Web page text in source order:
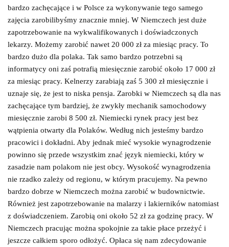
bardzo zachęcające i w Polsce za wykonywanie tego samego
zajęcia zarobilibyśmy znacznie mniej. W Niemczech jest duże
zapotrzebowanie na wykwalifikowanych i doświadczonych
lekarzy. Możemy zarobić nawet 20 000 zł za miesiąc pracy. To
bardzo dużo dla polaka. Tak samo bardzo potrzebni są
informatycy oni zaś potrafią miesięcznie zarobić około 17 000 zł
za miesiąc pracy. Kelnerzy zarabiają zaś 5 300 zł miesięcznie i
uznaje się, że jest to niska pensja. Zarobki w Niemczech są dla nas
zachęcające tym bardziej, że zwykły mechanik samochodowy
miesięcznie zarobi 8 500 zł. Niemiecki rynek pracy jest bez
wątpienia otwarty dla Polaków. Według nich jesteśmy bardzo
pracowici i dokładni. Aby jednak mieć wysokie wynagrodzenie
powinno się przede wszystkim znać język niemiecki, który w
zasadzie nam polakom nie jest obcy. Wysokość wynagrodzenia
nie rzadko zależy od regionu, w którym pracujemy. Na pewno
bardzo dobrze w Niemczech można zarobić w budownictwie.
Również jest zapotrzebowanie na malarzy i lakierników natomiast
z doświadczeniem. Zarobią oni około 52 zł za godzinę pracy. W
Niemczech pracując można spokojnie za takie płace przeżyć i
jeszcze całkiem sporo odłożyć. Opłaca się nam zdecydowanie